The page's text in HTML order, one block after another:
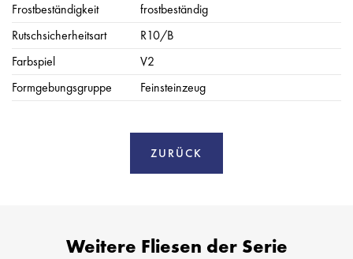
Frostbeständigkeit
frostbeständig
Rutschsicherheitsart
R10/B
Farbspiel
V2
Formgebungsgruppe
Feinsteinzeug
ZURÜCK
Weitere Fliesen der Serie